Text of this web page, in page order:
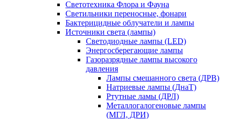
Светотехника Флора и Фауна
Светильники переносные, фонари
Бактерицидные облучатели и лампы
Источники света (лампы)
Светодиодные лампы (LED)
Энергосберегающие лампы
Газоразрядные лампы высокого
давления
Лампы смешанного света (ДРВ)
Натриевые лампы (ДнаТ)
Ртутные ламы (ДРЛ)
Металлогалогеновые лампы
(МГЛ, ДРИ)